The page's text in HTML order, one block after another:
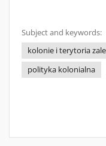
Subject and keywords:
kolonie i terytoria
polityka kolonialna